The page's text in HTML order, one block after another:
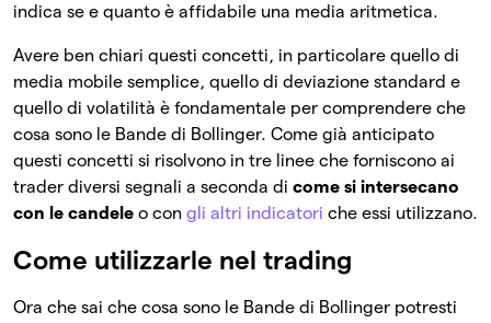
indica se e quanto è affidabile una media aritmetica.
Avere ben chiari questi concetti, in particolare quello di
media mobile semplice, quello di deviazione standard e
quello di volatilità è fondamentale per comprendere che
cosa sono le Bande di Bollinger. Come già anticipato
questi concetti si risolvono in tre linee che forniscono ai
trader diversi segnali a seconda di come si intersecano
con le candele o con gli altri indicatori che essi utilizzano.
Come utilizzarle nel trading
Ora che sai che cosa sono le Bande di Bollinger potresti